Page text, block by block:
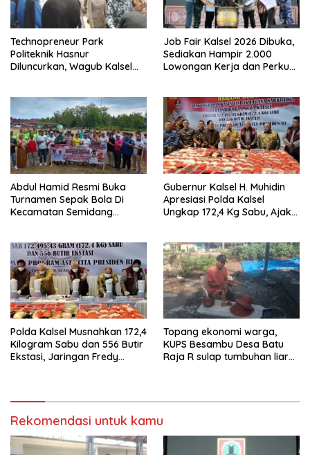
Technopreneur Park
Politeknik Hasnur
Diluncurkan, Wagub Kalsel
Job Fair Kalsel 2026 Dibuka,
Sediakan Hampir 2.000
Lowongan Kerja dan Perkuat
Abdul Hamid Resmi Buka
Turnamen Sepak Bola Di
Kecamatan Semidang
Tahun 2026
Gubernur Kalsel H. Muhidin
Apresiasi Polda Kalsel
Ungkap 172,4 Kg Sabu, Ajak
Polda Kalsel Musnahkan 172,4
Kilogram Sabu dan 556 Butir
Ekstasi, Jaringan Fredy
Topang ekonomi warga,
KUPS Besambu Desa Batu
Raja R sulap tumbuhan liar
Rekomendasi untuk kamu